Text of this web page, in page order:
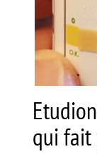
qui fait